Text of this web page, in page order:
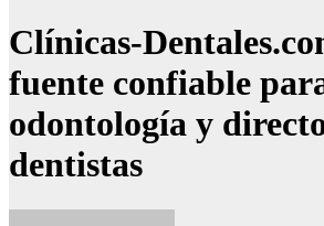
Clínicas-
fuente confiable
odontología y
dentistas